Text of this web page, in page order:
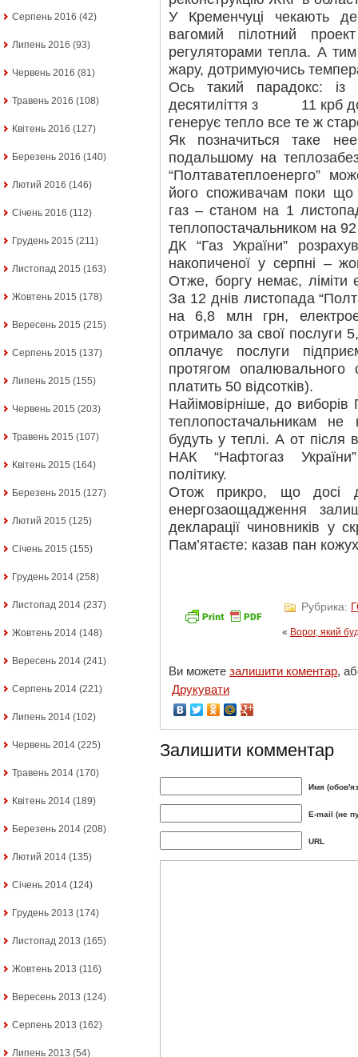
Серпень 2016 (42)
Липень 2016 (93)
Червень 2016 (81)
Травень 2016 (108)
Квітень 2016 (127)
Березень 2016 (140)
Лютий 2016 (146)
Січень 2016 (112)
Грудень 2015 (211)
Листопад 2015 (163)
Жовтень 2015 (178)
Вересень 2015 (215)
Серпень 2015 (137)
Липень 2015 (155)
Червень 2015 (203)
Травень 2015 (107)
Квітень 2015 (164)
Березень 2015 (127)
Лютий 2015 (125)
Січень 2015 (155)
Грудень 2014 (258)
Листопад 2014 (237)
Жовтень 2014 (148)
Вересень 2014 (241)
Серпень 2014 (221)
Липень 2014 (102)
Червень 2014 (225)
Травень 2014 (170)
Квітень 2014 (189)
Березень 2014 (208)
Лютий 2014 (135)
Січень 2014 (124)
Грудень 2013 (174)
Листопад 2013 (165)
Жовтень 2013 (116)
Вересень 2013 (124)
Серпень 2013 (162)
Липень 2013 (54)
У Кременчуці чекають
вагомий пілотний
регуляторами тепла. А
жару, дотримуючись
Ось такий парадокс:
десятиліття з 11 крб до
генерує тепло все те ж
Як позначиться таке
подальшому на
“Полтаватеплоенерго”
його споживачам поки що
газ – станом на 1
теплопостачальником на
ДК “Газ України”
накопиченої у серпні –
Отже, боргу немає,
За 12 днів листопада
на 6,8 млн грн,
отримало за свої послуги
оплачує послуги
протягом опалювального
платить 50 відсотків).
Найімовірніше, до
теплопостачальникам не
будуть у теплі. А от після
НАК “Нафтогаз
політику.
Отож прикро, що досі
енергозаощадження
декларації чиновників у
Пам’ятаєте: казав пан
Рубрика:
« Ворог, який
Ви можете залишити коментар,
Друкувати
Залишити комментар
Имя
E-mail (не
URL